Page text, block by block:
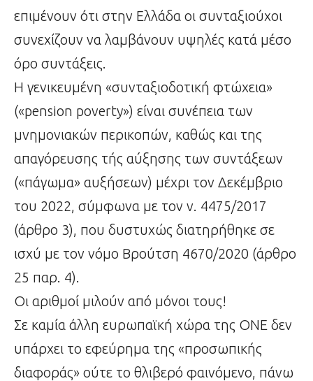
επιμένουν ότι στην Ελλάδα οι συνταξιούχοι
συνεχίζουν να λαμβάνουν υψηλές κατά μέσο
όρο συντάξεις.
Η γενικευμένη «συνταξιοδοτική φτώχεια»
(«pension poverty») είναι συνέπεια των
μνημονιακών περικοπών, καθώς και της
απαγόρευσης τής αύξησης των συντάξεων
(«πάγωμα» αυξήσεων) μέχρι τον Δεκέμβριο
του 2022, σύμφωνα με τον ν. 4475/2017
(άρθρο 3), που δυστυχώς διατηρήθηκε σε
ισχύ με τον νόμο Βρούτση 4670/2020 (άρθρο
25 παρ. 4).
Οι αριθμοί μιλούν από μόνοι τους!
Σε καμία άλλη ευρωπαϊκή χώρα της ΟΝΕ δεν
υπάρχει το εφεύρημα της «προσωπικής
διαφοράς» ούτε το θλιβερό φαινόμενο, πάνω